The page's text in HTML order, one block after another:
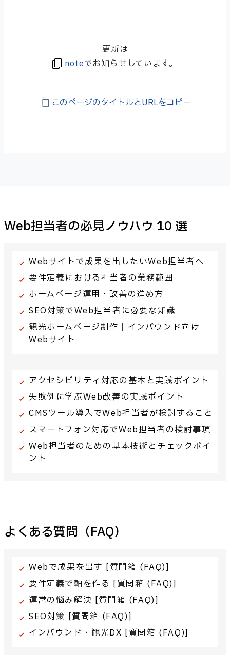
更新は
noteでお知らせしています。
このページのタイトルとURLをコピー
Web担当者の必見ノウハウ 10 選
Webサイトで成果を出したいWeb担当者へ
要件定義における担当者の業務範囲
ホームページ運用・改善の進め方
SEO対策でWeb担当者に必要な知識
観光ホームページ制作｜インバウンド向け
Webサイト
アクセシビリティ対応の基本と実践ポイント
失敗例に学ぶWeb改善の実践ポイント
CMSツール導入でWeb担当者が検討すること
スマートフォン対応でWeb担当者の検討事項
Web担当者のための基本技術とチェックポイ
ント
よくある質問（FAQ）
Webで成果を出す [質問箱 (FAQ)]
要件定義で軸を作る [質問箱 (FAQ)]
運営の悩み解決 [質問箱 (FAQ)]
SEO対策 [質問箱 (FAQ)]
インバウンド・観光DX [質問箱 (FAQ)]